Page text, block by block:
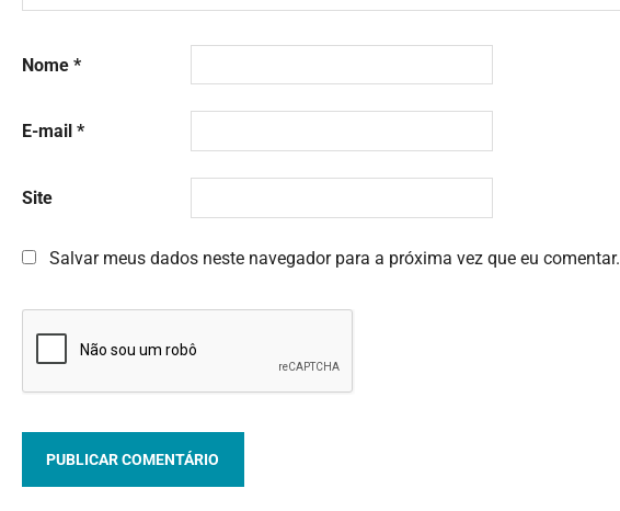
Nome*
E-mail*
Site
Salvar meus dados neste navegador para a próxima vez que eu comentar.